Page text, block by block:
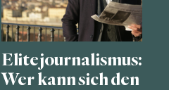
Elitejournalismus:
Wer kann sich den